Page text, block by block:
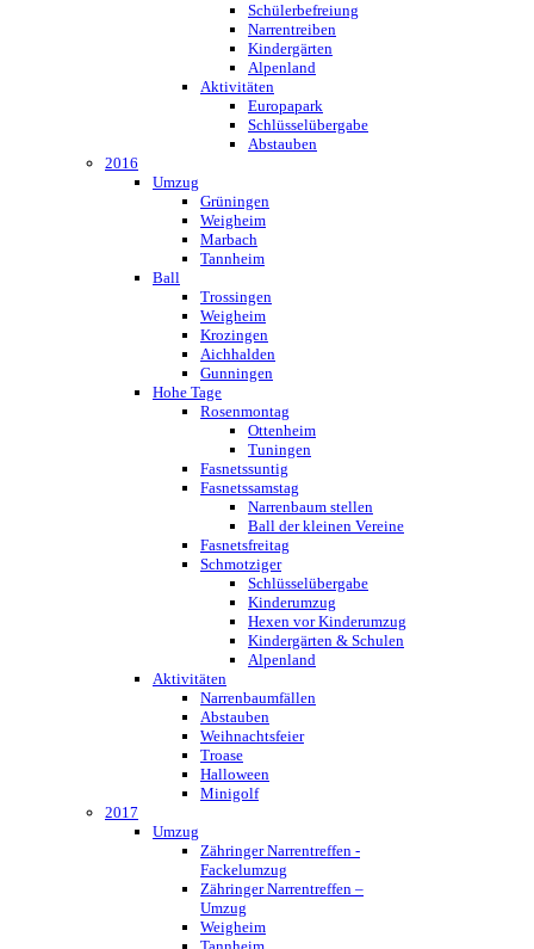
Schülerbefreiung
Narrentreiben
Kindergärten
Alpenland
Aktivitäten
Europapark
Schlüsselübergabe
Abstauben
2016
Umzug
Grüningen
Weigheim
Marbach
Tannheim
Ball
Trossingen
Weigheim
Krozingen
Aichhalden
Gunningen
Hohe Tage
Rosenmontag
Ottenheim
Tuningen
Fasnetssuntig
Fasnetssamstag
Narrenbaum stellen
Ball der kleinen Vereine
Fasnetsfreitag
Schmotziger
Schlüsselübergabe
Kinderumzug
Hexen vor Kinderumzug
Kindergärten & Schulen
Alpenland
Aktivitäten
Narrenbaumfällen
Abstauben
Weihnachtsfeier
Troase
Halloween
Minigolf
2017
Umzug
Zähringer Narrentreffen -
Fackelumzug
Zähringer Narrentreffen –
Umzug
Weigheim